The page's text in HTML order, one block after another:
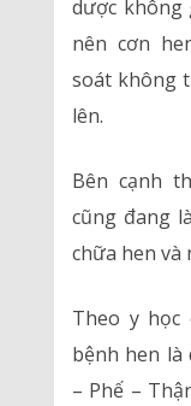
dược không
nên cơn
soát không
lên.
Bên cạnh
cũng đang
chữa hen và
Theo y học
bệnh hen là
– Phế –